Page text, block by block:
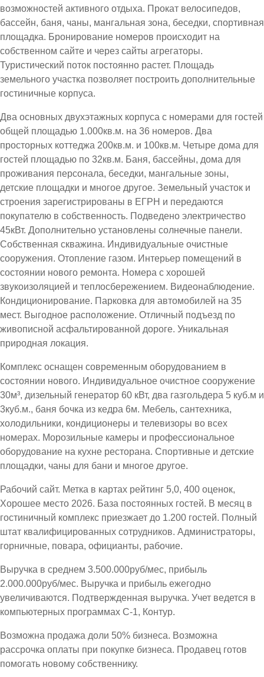
возможностей активного отдыха. Прокат велосипедов,
бассейн, баня, чаны, мангальная зона, беседки, спортивная
площадка. Бронирование номеров происходит на
собственном сайте и через сайты агрегаторы.
Туристический поток постоянно растет. Площадь
земельного участка позволяет построить дополнительные
гостиничные корпуса.
Два основных двухэтажных корпуса с номерами для гостей
общей площадью 1.000кв.м. на 36 номеров. Два
просторных коттеджа 200кв.м. и 100кв.м. Четыре дома для
гостей площадью по 32кв.м. Баня, бассейны, дома для
проживания персонала, беседки, мангальные зоны,
детские площадки и многое другое. Земельный участок и
строения зарегистрированы в ЕГРН и передаются
покупателю в собственность. Подведено электричество
45кВт. Дополнительно установлены солнечные панели.
Собственная скважина. Индивидуальные очистные
сооружения. Отопление газом. Интерьер помещений в
состоянии нового ремонта. Номера с хорошей
звукоизоляцией и теплосбережением. Видеонаблюдение.
Кондиционирование. Парковка для автомобилей на 35
мест. Выгодное расположение. Отличный подъезд по
живописной асфальтированной дороге. Уникальная
природная локация.
Комплекс оснащен современным оборудованием в
состоянии нового. Индивидуальное очистное сооружение
30м³, дизельный генератор 60 кВт, два газгольдера 5 куб.м и
3куб.м., баня бочка из кедра 6м. Мебель, сантехника,
холодильники, кондиционеры и телевизоры во всех
номерах. Морозильные камеры и профессиональное
оборудование на кухне ресторана. Спортивные и детские
площадки, чаны для бани и многое другое.
Рабочий сайт. Метка в картах рейтинг 5,0, 400 оценок,
Хорошее место 2026. База постоянных гостей. В месяц в
гостиничный комплекс приезжает до 1.200 гостей. Полный
штат квалифицированных сотрудников. Администраторы,
горничные, повара, официанты, рабочие.
Выручка в среднем 3.500.000руб/мес, прибыль
2.000.000руб/мес. Выручка и прибыль ежегодно
увеличиваются. Подтвержденная выручка. Учет ведется в
компьютерных программах С-1, Контур.
Возможна продажа доли 50% бизнеса. Возможна
рассрочка оплаты при покупке бизнеса. Продавец готов
помогать новому собственнику.